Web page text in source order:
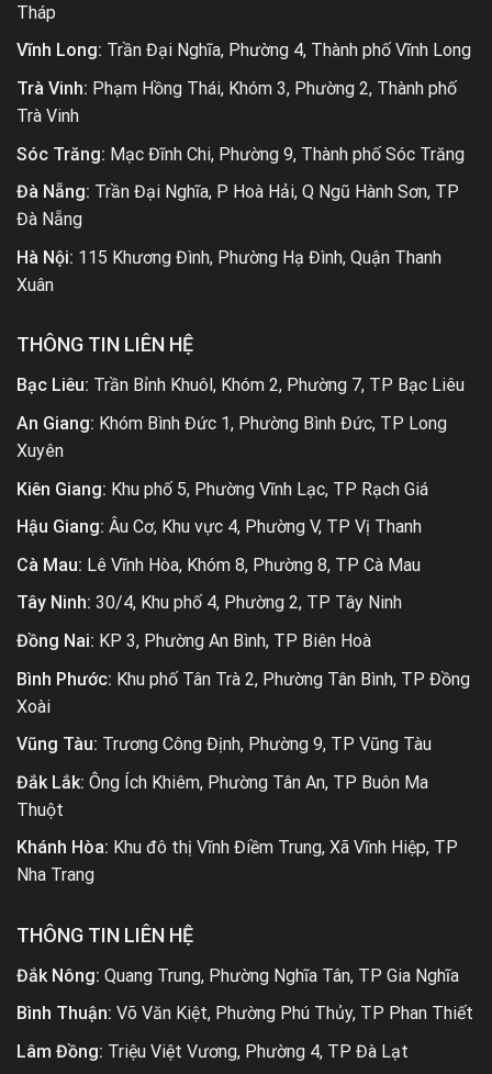
Tháp
Vĩnh Long: Trần Đại Nghĩa, Phường 4, Thành phố Vĩnh Long
Trà Vinh: Phạm Hồng Thái, Khóm 3, Phường 2, Thành phố
Trà Vinh
Sóc Trăng: Mạc Đĩnh Chi, Phường 9, Thành phố Sóc Trăng
Đà Nẵng: Trần Đại Nghĩa, P Hoà Hải, Q Ngũ Hành Sơn, TP
Đà Nẵng
Hà Nội: 115 Khương Đình, Phường Hạ Đình, Quận Thanh
Xuân
THÔNG TIN LIÊN HỆ
Bạc Liêu: Trần Bỉnh Khuôl, Khóm 2, Phường 7, TP Bạc Liêu
An Giang: Khóm Bình Đức 1, Phường Bình Đức, TP Long
Xuyên
Kiên Giang: Khu phố 5, Phường Vĩnh Lạc, TP Rạch Giá
Hậu Giang: Âu Cơ, Khu vực 4, Phường V, TP Vị Thanh
Cà Mau: Lê Vĩnh Hòa, Khóm 8, Phường 8, TP Cà Mau
Tây Ninh: 30/4, Khu phố 4, Phường 2, TP Tây Ninh
Đồng Nai: KP 3, Phường An Bình, TP Biên Hoà
Bình Phước: Khu phố Tân Trà 2, Phường Tân Bình, TP Đồng
Xoài
Vũng Tàu: Trương Công Định, Phường 9, TP Vũng Tàu
Đắk Lắk: Ông Ích Khiêm, Phường Tân An, TP Buôn Ma
Thuột
Khánh Hòa: Khu đô thị Vĩnh Điềm Trung, Xã Vĩnh Hiệp, TP
Nha Trang
THÔNG TIN LIÊN HỆ
Đắk Nông: Quang Trung, Phường Nghĩa Tân, TP Gia Nghĩa
Bình Thuận: Võ Văn Kiệt, Phường Phú Thủy, TP Phan Thiết
Lâm Đồng: Triệu Việt Vương, Phường 4, TP Đà Lạt